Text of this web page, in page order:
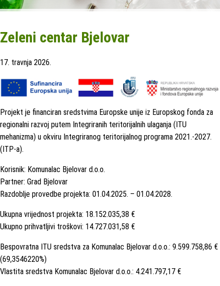
Zeleni centar Bjelovar
17. travnja 2026.
Projekt je financiran sredstvima Europske unije iz Europskog fonda za
regionalni razvoj putem Integriranih teritorijalnih ulaganja (ITU
mehanizma) u okviru Integriranog teritorijalnog programa 2021.-2027.
(ITP-a).
Korisnik: Komunalac Bjelovar d.o.o.
Partner: Grad Bjelovar
Razdoblje provedbe projekta: 01.04.2025. – 01.04.2028.
Ukupna vrijednost projekta: 18.152.035,38 €
Ukupno prihvatljivi troškovi: 14.727.031,58 €
Bespovratna ITU sredstva za Komunalac Bjelovar d.o.o.: 9.599.758,86 €
(69,3546220%)
Vlastita sredstva Komunalac Bjelovar d.o.o.: 4.241.797,17 €